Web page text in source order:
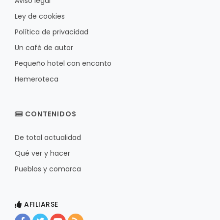
Ley de cookies
Política de privacidad
Un café de autor
Pequeño hotel con encanto
Hemeroteca
CONTENIDOS
De total actualidad
Qué ver y hacer
Pueblos y comarca
AFILIARSE